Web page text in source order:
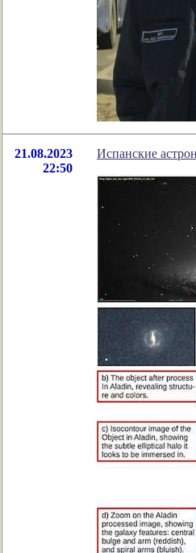
21.08.2023
22:50
Испанские